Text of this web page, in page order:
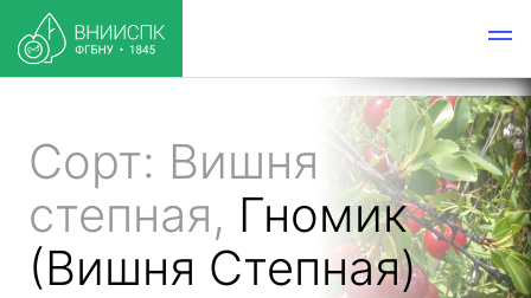
Сорт: Вишня
степная, Гномик
(Вишня Степная)